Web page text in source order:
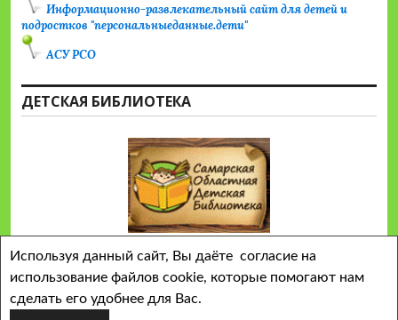
Информационно-развлекательный сайт для детей и
подростков "персональныеданные.дети"
АСУ РСО
ДЕТСКАЯ БИБЛИОТЕКА
Используя данный сайт, Вы даёте согласие на
использование файлов cookie, которые помогают нам
сделать его удобнее для Вас.